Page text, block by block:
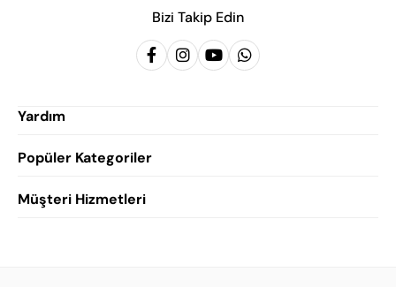
Bizi Takip Edin
Yardım
Popüler Kategoriler
Erkek Klasik Ayakkabı
Müşteri Hizmetleri